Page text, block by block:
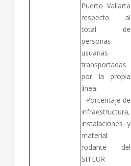
Puerto Vallarta
respecto al
total de
personas
usuarias
transportadas
por la propia
línea.
- Porcentaje de
infraestructura,
instalaciones y
material
rodante del
SITEUR